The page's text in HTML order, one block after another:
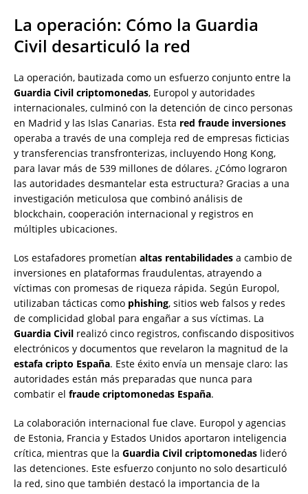
La operación: Cómo la Guardia
Civil desarticuló la red
La operación, bautizada como un esfuerzo conjunto entre la
Guardia Civil criptomonedas, Europol y autoridades
internacionales, culminó con la detención de cinco personas
en Madrid y las Islas Canarias. Esta red fraude inversiones
operaba a través de una compleja red de empresas ficticias
y transferencias transfronterizas, incluyendo Hong Kong,
para lavar más de 539 millones de dólares. ¿Cómo lograron
las autoridades desmantelar esta estructura? Gracias a una
investigación meticulosa que combinó análisis de
blockchain, cooperación internacional y registros en
múltiples ubicaciones.
Los estafadores prometían altas rentabilidades a cambio de
inversiones en plataformas fraudulentas, atrayendo a
víctimas con promesas de riqueza rápida. Según Europol,
utilizaban tácticas como phishing, sitios web falsos y redes
de complicidad global para engañar a sus víctimas. La
Guardia Civil realizó cinco registros, confiscando dispositivos
electrónicos y documentos que revelaron la magnitud de la
estafa cripto España. Este éxito envía un mensaje claro: las
autoridades están más preparadas que nunca para
combatir el fraude criptomonedas España.
La colaboración internacional fue clave. Europol y agencias
de Estonia, Francia y Estados Unidos aportaron inteligencia
crítica, mientras que la Guardia Civil criptomonedas lideró
las detenciones. Este esfuerzo conjunto no solo desarticuló
la red, sino que también destacó la importancia de la